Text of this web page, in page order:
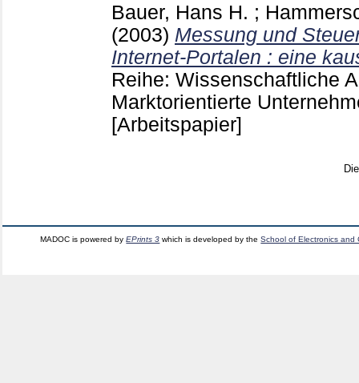
Bauer, Hans H. ;
(2003) Messung und
Internet-Portalen : eine
Reihe: Wissenschaftliche
Marktorientierte
[Arbeitspapier]
MADOC is powered byEPrints 3 which is developed by theSchool of Electronics and